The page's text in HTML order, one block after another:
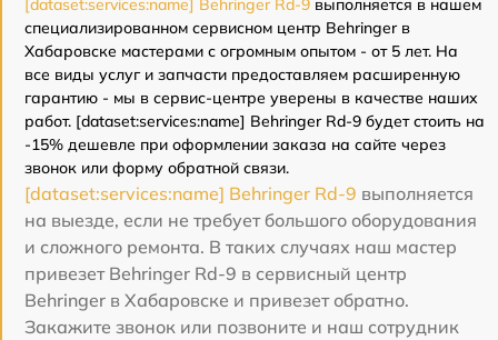
[dataset:services:name] Behringer Rd-9 выполняется в нашем
специализированном сервисном центр Behringer в
Хабаровске мастерами с огромным опытом - от 5 лет. На
все виды услуг и запчасти предоставляем расширенную
гарантию - мы в сервис-центре уверены в качестве наших
работ. [dataset:services:name] Behringer Rd-9 будет стоить на
-15% дешевле при оформлении заказа на сайте через
звонок или форму обратной связи.
[dataset:services:name] Behringer Rd-9 выполняется
на выезде, если не требует большого оборудования
и сложного ремонта. В таких случаях наш мастер
привезет Behringer Rd-9 в сервисный центр
Behringer в Хабаровске и привезет обратно.
Закажите звонок или позвоните и наш сотрудник